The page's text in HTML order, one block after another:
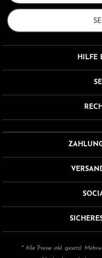
HILFE
* Alle Preise inkl. gesetzl.